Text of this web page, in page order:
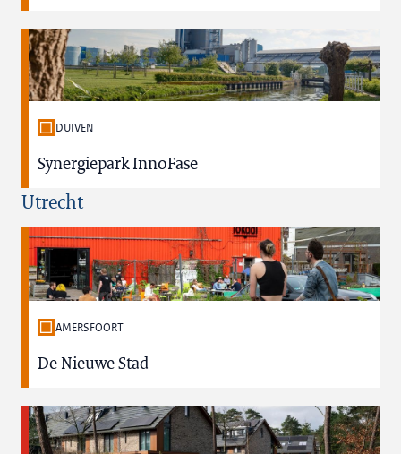
DUIVEN
Synergiepark InnoFase
Utrecht
AMERSFOORT
De Nieuwe Stad